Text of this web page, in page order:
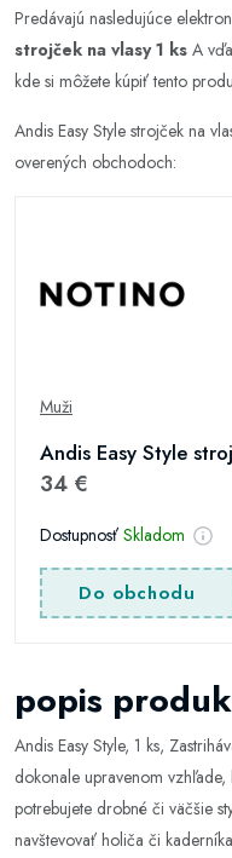
Predávajú nasledujúce
strojček na vlasy 1 ks A
kde si môžete kúpiť tento
Andis Easy Style strojček na
overených obchodoch:
Muži
Andis Easy Style
34 €
Dostupnosť Skladom
Do obchodu
popis
Andis Easy Style, 1 ks,
dokonale upravenom
potrebujete drobné či väčšie
navštevovať holiča či